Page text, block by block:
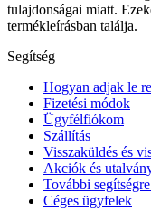
tulajdonságai miatt.
termékleírásban találja.
Segítség
Hogyan adjak le
Fizetési módok
Ügyfélfiókom
Szállítás
Visszaküldés és
Akciók és
További
Céges ügyfelek